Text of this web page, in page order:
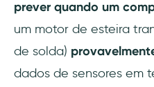
prever quando um
um motor de esteira
de solda)
dados de sensores em